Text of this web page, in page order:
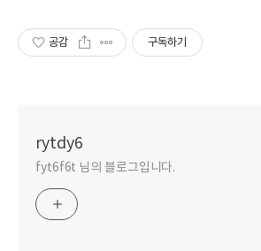
공감 구독하기
rytdy6
fyt6f6t 님의 블로그입니다.